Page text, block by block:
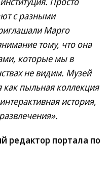
с разными
Марго
тому, что она
которые мы в
не видим. Музей
как пыльная коллекция
история,
редактор портала по